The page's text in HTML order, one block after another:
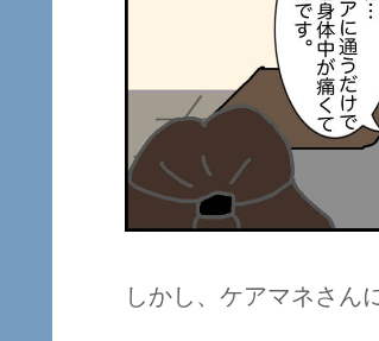
しかし、ケアマネさん